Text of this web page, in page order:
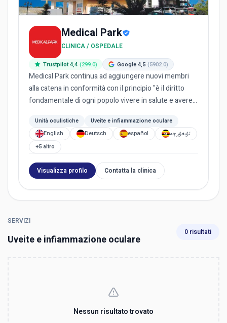
Medical Park
CLINICA / OSPEDALE
Trustpilot 4,4 (299.0) Google 4,5 (5902.0)
Medical Park continua ad aggiungere nuovi membri
alla catena in conformità con il principio "è il diritto
fondamentale di ogni popolo vivere in salute e avere
Unità oculistiche
Uveite e infiammazione oculare
English
Deutsch español
ئۇيغۇرچە
+5 altro
Visualizza profilo Contatta la clinica
SERVIZI
Uveite e infiammazione oculare
0 risultati
Nessun risultato trovato